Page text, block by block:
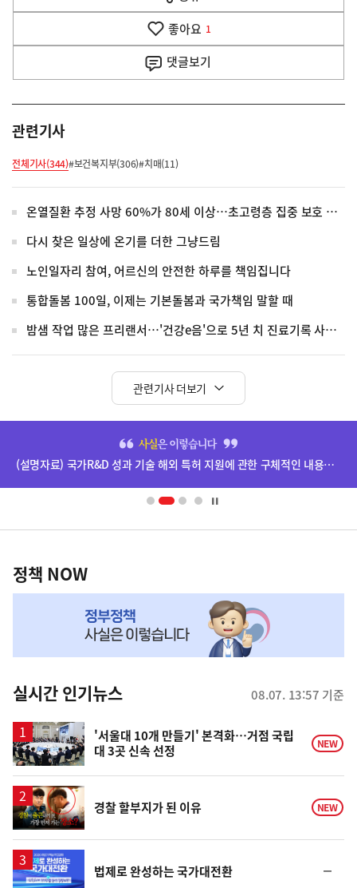
음
기
좋아요 1
댓글보기
관련기사
전체기사(344)#보건복지부(306)#치매(11)
온열질환 추정 사망 60%가 80세 이상…초고령층 집중 보호 강화
다시 찾은 일상에 온기를 더한 그냥드림
노인일자리 참여, 어르신의 안전한 하루를 책임집니다
통합돌봄 100일, 이제는 기본돌봄과 국가책임 말할 때
밤샘 작업 많은 프리랜서…'건강e음'으로 5년 치 진료기록 사실 확인
관련기사 더보기
영
(설명자료) 국가R&D 성과 기술 해외 특허 지원에 관한 구체적인 내용은 확정되지 않았습니다.
책
NOW,
뉴
스
정책 NOW
실시간 인기뉴스 08.07. 13:57 기준
'서울대 10개 만들기' 본격화…거점 국립
대 3곳 신속 선정
NEW
영
상
경찰 할부지가 된 이유 NEW
법제로 완성하는 국가대전환